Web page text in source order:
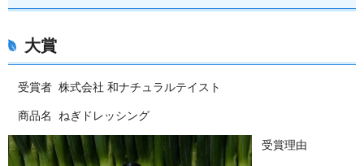
大賞
受賞者 株式会社 和ナチュラルテイスト
商品名 ねぎドレッシング
受賞理由